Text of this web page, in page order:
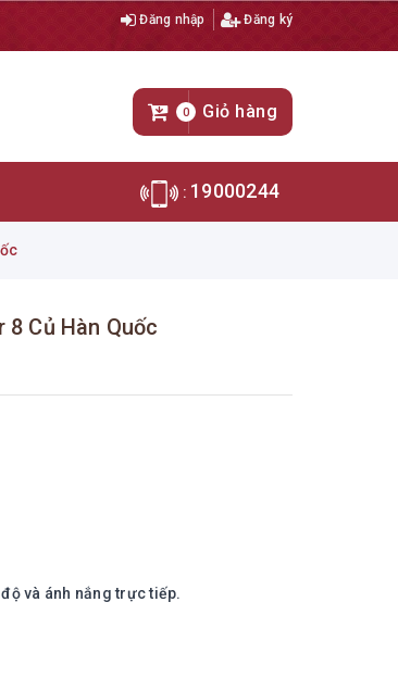
Đăng nhập Đăng ký
0 Giỏ hàng
: 19000244
Củ Hàn Quốc
và ánh nắng trực tiếp.